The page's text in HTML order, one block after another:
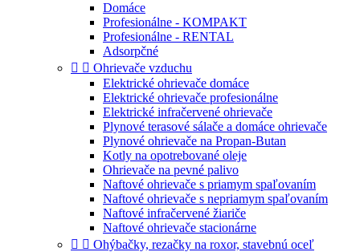
Domáce
Profesionálne - KOMPAKT
Profesionálne - RENTAL
Adsorpčné
  Ohrievače vzduchu
Elektrické ohrievače domáce
Elektrické ohrievače profesionálne
Elektrické infračervené ohrievače
Plynové terasové sálače a domáce ohrievače
Plynové ohrievače na Propan-Butan
Kotly na opotrebované oleje
Ohrievače na pevné palivo
Naftové ohrievače s priamym spaľovaním
Naftové ohrievače s nepriamym spaľovaním
Naftové infračervené žiariče
Naftové ohrievače stacionárne
  Ohýbačky, rezačky na roxor, stavebnú oceľ